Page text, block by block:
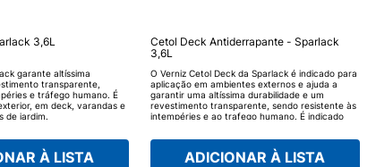
3,6L
garante altíssima
transparente,
e tráfego humano. É
em deck, varandas e
de jardim.
À LISTA
Cetol Deck Antiderrapante - Sparlack
3,6L
O Verniz Cetol Deck da Sparlack é indicado para
aplicação em ambientes externos e ajuda a
garantir uma altíssima durabilidade e um
revestimento transparente, sendo resistente às
intempéries e ao trafego humano. É indicado
em móveis de jardim, mantendo sua madeira
ADICIONAR À LISTA